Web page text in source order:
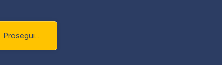
Prosegui...